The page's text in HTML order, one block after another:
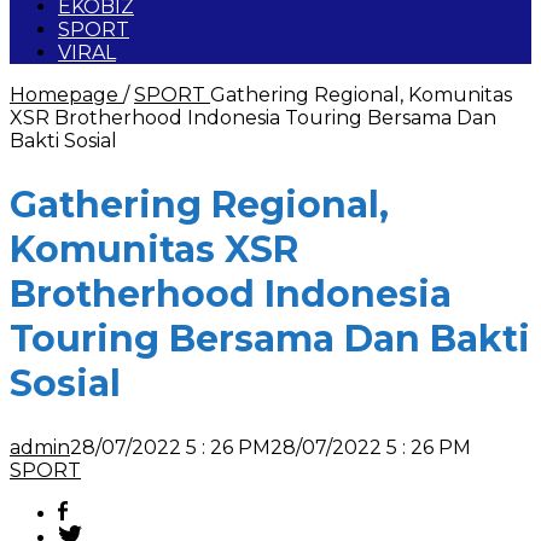
EKOBIZ
SPORT
VIRAL
Homepage / SPORT Gathering Regional, Komunitas
XSR Brotherhood Indonesia Touring Bersama Dan
Bakti Sosial
Gathering Regional,
Komunitas XSR
Brotherhood Indonesia
Touring Bersama Dan Bakti
Sosial
admin28/07/2022 5 : 26 PM28/07/2022 5 : 26 PM
SPORT